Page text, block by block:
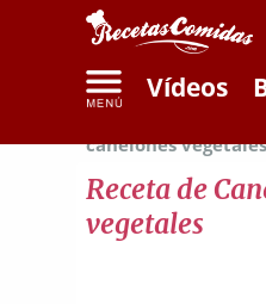
Vídeos
canelones vegetales
Receta de
vegetales